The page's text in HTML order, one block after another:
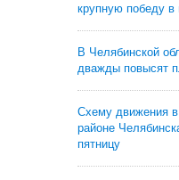
крупную победу в
В Челябинской
дважды повысят
Схему движения
районе
пятницу